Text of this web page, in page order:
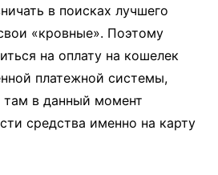
в поисках лучшего
«кровные». Поэтому
на оплату на кошелек
платежной системы,
там в данный момент
средства именно на карту